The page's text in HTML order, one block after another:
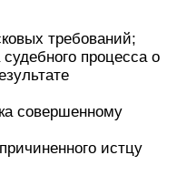
требований;
процесса о
совершенному
истцу